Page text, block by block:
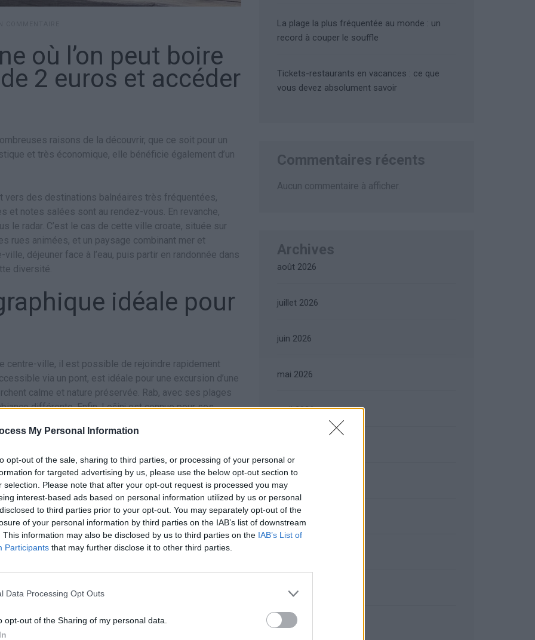
My Personal Information
opt-out of the sale, sharing to third parties, or processing of your personal or
for targeted advertising by us, please use the below opt-out section to
selection. Please note that after your opt-out request is processed you may
interest-based ads based on personal information utilized by us or personal
to third parties prior to your opt-out. You may separately opt-out of the
of your personal information by third parties on the IAB’s list of downstream
This information may also be disclosed by us to third parties on the IAB’s List of
Participants that may further disclose it to other third parties.
Data Processing Opt Outs
opt-out of the Sharing of my personal data.
où l’on peut boire
2 euros et accéder
raisons de la découvrir, que ce soit pour un
et très économique, elle bénéficie également d’un
vers des destinations balnéaires très fréquentées,
et notes salées sont au rendez-vous. En revanche,
le radar. C’est le cas de cette ville croate, située sur
rues animées, et un paysage combinant mer et
déjeuner face à l’eau, puis partir en randonnée dans
diversité.
idéale pour
centre-ville, il est possible de rejoindre rapidement
via un pont, est idéale pour une excursion d’une
calme et nature préservée. Rab, avec ses plages
différente. Enfin, Lošinj est connue pour ses
même pour le vin
Il est encore possible d’y boire un verre de vin à
un verre de vin de la maison, blanc ou rouge,
locale restent également accessibles, ce qui en
de plus de 2 200 heures de soleil par an, soit plus
La plage la plus fréquentée au monde : un
record à couper le souffle
Tickets-restaurants en vacances : ce que
vous devez absolument savoir
Commentaires récents
Aucun commentaire à afficher.
Archives
août 2026
juillet 2026
juin 2026
mai 2026
avril 2026
février 2026
janvier 2026
novembre 2025
octobre 2025